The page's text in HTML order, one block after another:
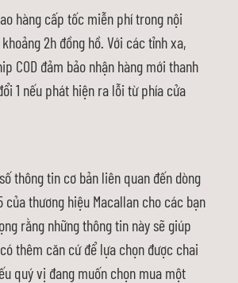
hàng cấp tốc miễn phí trong nội
2h đồng hồ. Với các tỉnh xa,
COD đảm bảo nhận hàng mới thanh
1 nếu phát hiện ra lỗi từ phía cửa
thông tin cơ bản liên quan đến dòng
của thương hiệu Macallan cho các bạn
rằng những thông tin này sẽ giúp
thêm căn cứ để lựa chọn được chai
quý vị đang muốn chọn mua một